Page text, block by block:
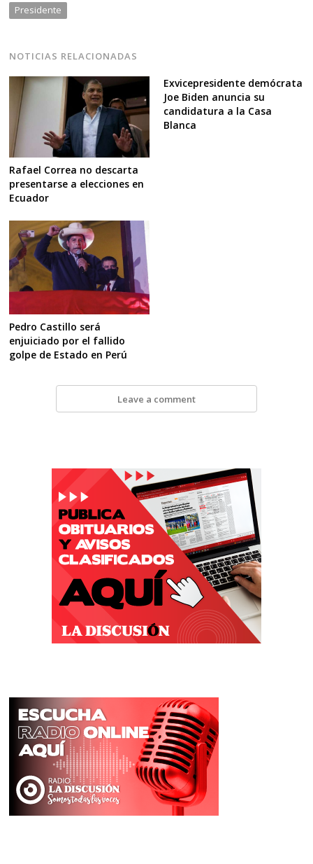
Presidente
NOTICIAS RELACIONADAS
Rafael Correa no descarta
presentarse a elecciones en
Ecuador
Exvicepresidente demócrata
Joe Biden anuncia su
candidatura a la Casa
Blanca
Pedro Castillo será
enjuiciado por el fallido
golpe de Estado en Perú
Leave a comment